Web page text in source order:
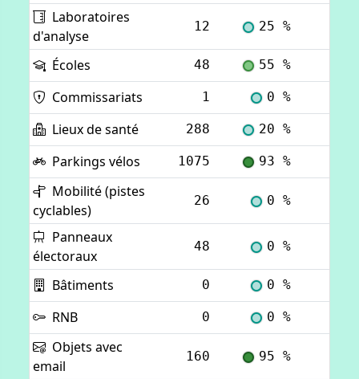
Laboratoires
d'analyse
12 25 %
Écoles 48 55 %
Commissariats 1 0 %
Lieux de santé 288 20 %
Parkings vélos 1075 93 %
Mobilité (pistes
cyclables)
26 0 %
Panneaux
électoraux
48 0 %
Bâtiments 0 0 %
RNB 0 0 %
Objets avec
email
160 95 %